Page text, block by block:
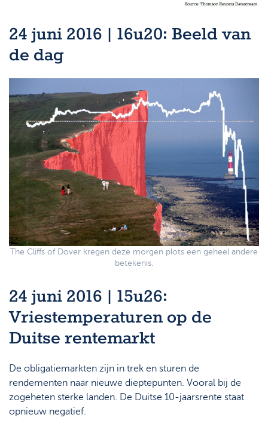
24 juni 2016 | 16u20: Beeld van
de dag
The Cliffs of Dover kregen deze morgen plots een geheel andere
betekenis.
24 juni 2016 | 15u26:
Vriestemperaturen op de
Duitse rentemarkt
De obligatiemarkten zijn in trek en sturen de
rendementen naar nieuwe dieptepunten. Vooral bij de
zogeheten sterke landen. De Duitse 10-jaarsrente staat
opnieuw negatief.